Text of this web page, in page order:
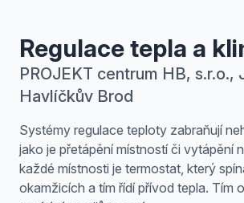
Regulace tepla a
PROJEKT centrum HB, s.r.o.,
Havlíčkův Brod
Systémy regulace teploty zabraňují
jako je přetápění místností či vytápění
každé místnosti je termostat, který
okamžicích a tím řídí přívod tepla. Tím